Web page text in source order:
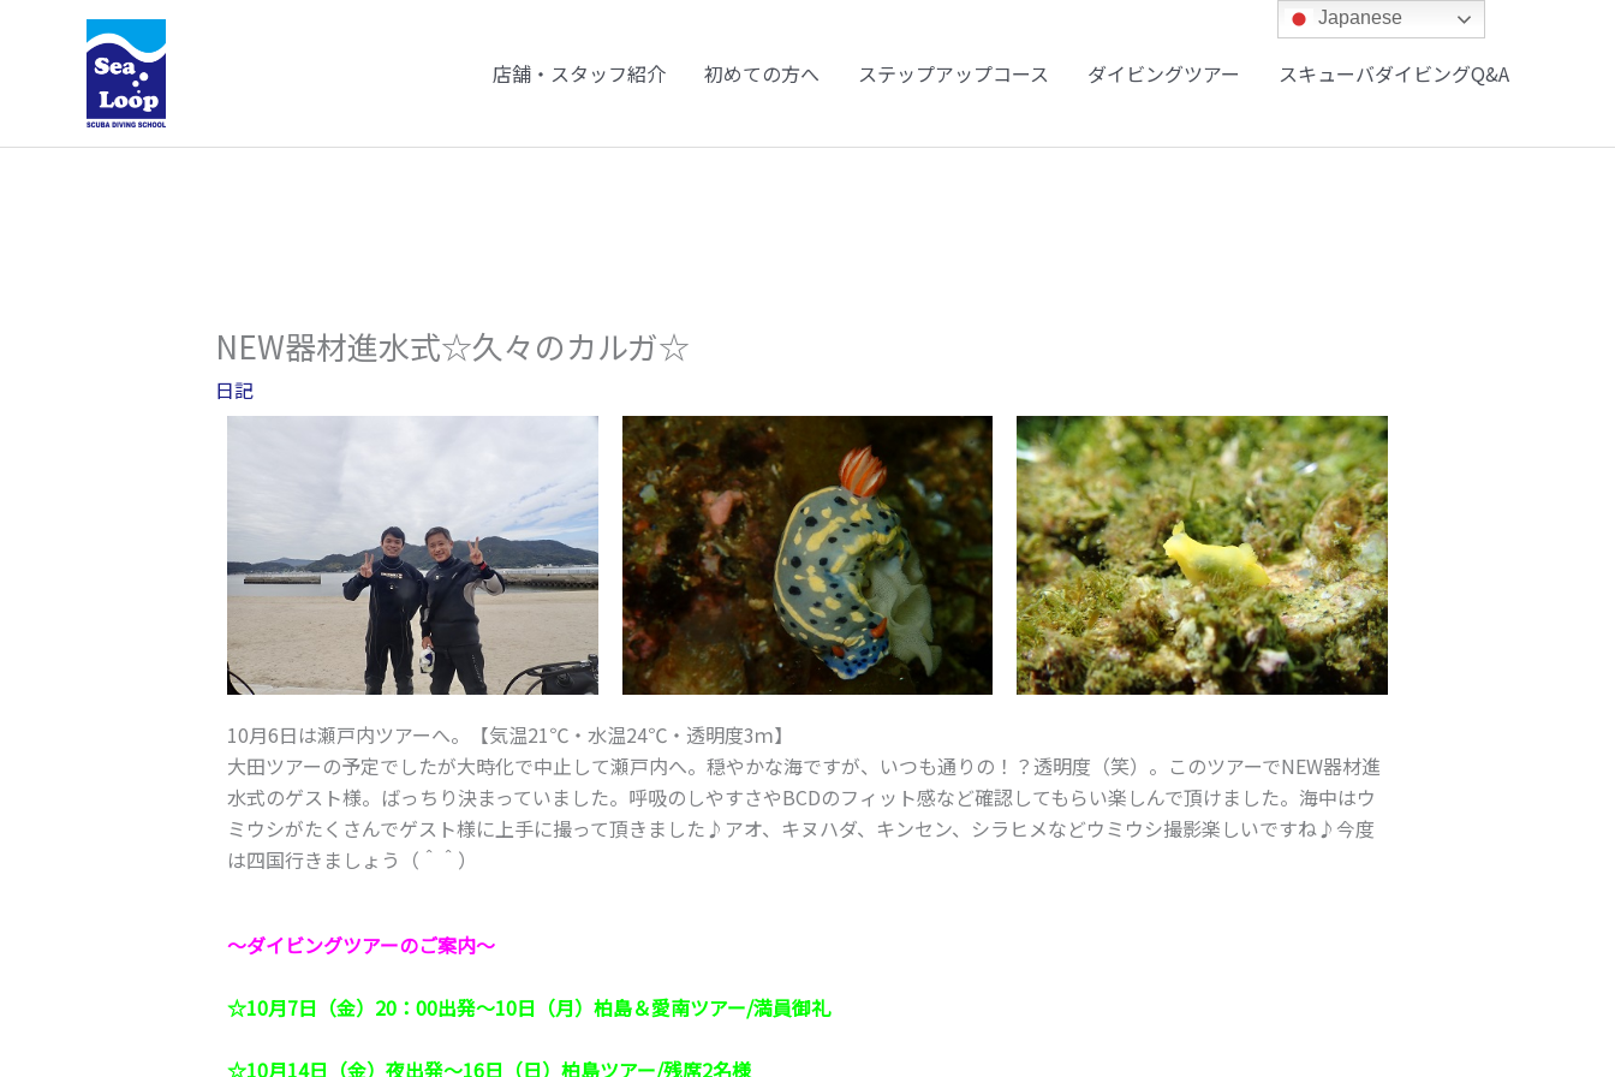
キ
店舗・スタッフ紹介 初めての方へ ステップアップコース ダイビングツアー スキューバダイビングQ&A
NEW器材進水式☆久々のカルガ☆
日記
10月6日は瀬戸内ツアーへ。【気温21℃・水温24℃・透明度3ｍ】
大田ツアーの予定でしたが大時化で中止して瀬戸内へ。穏やかな海ですが、いつも通りの！？透明度（笑）。このツアーでNEW器材進
水式のゲスト様。ばっちり決まっていました。呼吸のしやすさやBCDのフィット感など確認してもらい楽しんで頂けました。海中はウ
ミウシがたくさんでゲスト様に上手に撮って頂きました♪アオ、キヌハダ、キンセン、シラヒメなどウミウシ撮影楽しいですね♪今度
は四国行きましょう（＾＾）
～ダイビングツアーのご案内～
☆10月7日（金）20：00出発～10日（月）柏島＆愛南ツアー/満員御礼
☆10月14日（金）夜出発～16日（日）柏島ツアー/残席2名様
Japanese